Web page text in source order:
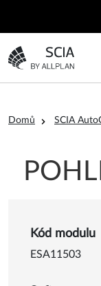
Přejít na
Search
Domů SCIA
Detail
Kód modulu
ESA11503